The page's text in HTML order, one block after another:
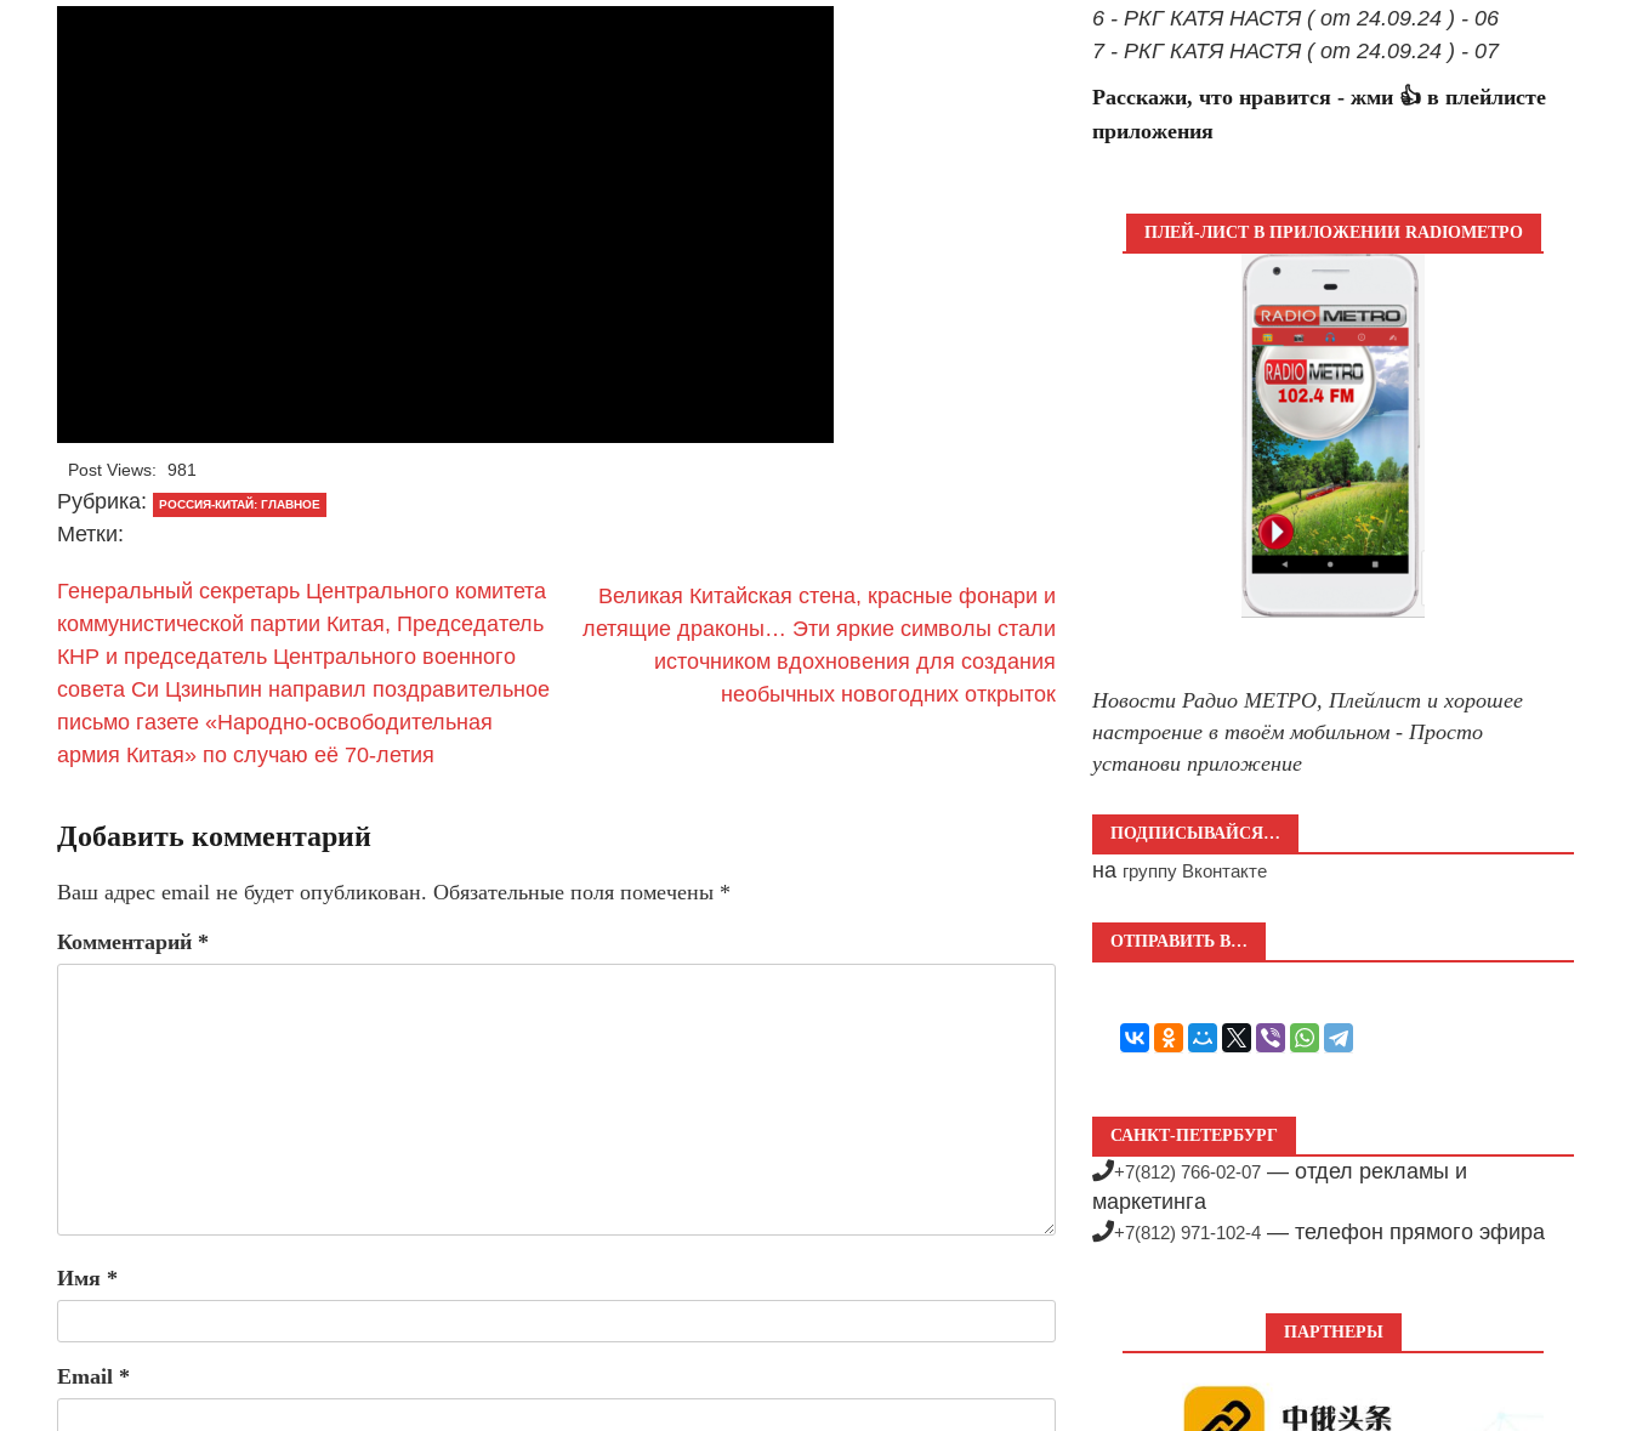
Post Views: 981
Рубрика: РОССИЯ-КИТАЙ: ГЛАВНОЕ
Метки:
Генеральный секретарь Центрального комитета
коммунистической партии Китая, Председатель
КНР и председатель Центрального военного
совета Си Цзиньпин направил поздравительное
письмо газете «Народно-освободительная
армия Китая» по случаю её 70-летия
Великая Китайская стена, красные фонари и
летящие драконы… Эти яркие символы стали
источником вдохновения для создания
необычных новогодних открыток
Добавить комментарий
Ваш адрес email не будет опубликован. Обязательные поля помечены *
Комментарий *
Имя *
Email *
6 - РКГ КАТЯ НАСТЯ ( от 24.09.24 ) - 06
7 - РКГ КАТЯ НАСТЯ ( от 24.09.24 ) - 07
Расскажи, что нравится - жми 👍 в плейлисте
приложения
ПЛЕЙ-ЛИСТ В ПРИЛОЖЕНИИ RADIOМЕТРО
Новости Радио МЕТРО, Плейлист и хорошее
настроение в твоём мобильном - Просто
установи приложение
ПОДПИСЫВАЙСЯ…
на группу Вконтакте
ОТПРАВИТЬ В…
САНКТ-ПЕТЕРБУРГ
+7(812) 766-02-07 — отдел рекламы и
маркетинга
+7(812) 971-102-4 — телефон прямого эфира
ПАРТНЕРЫ